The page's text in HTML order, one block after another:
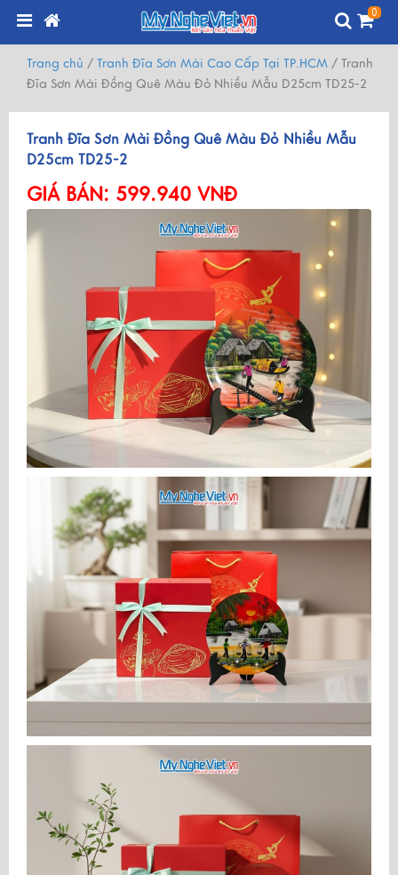
0
Trang chủ / Tranh Đĩa Sơn Mài Cao Cấp Tại TP.HCM / Tranh
Đĩa Sơn Mài Đồng Quê Màu Đỏ Nhiều Mẫu D25cm TD25-2
Tranh Đĩa Sơn Mài Đồng Quê Màu Đỏ Nhiều Mẫu
D25cm TD25-2
GIÁ BÁN: 599.940 VNĐ